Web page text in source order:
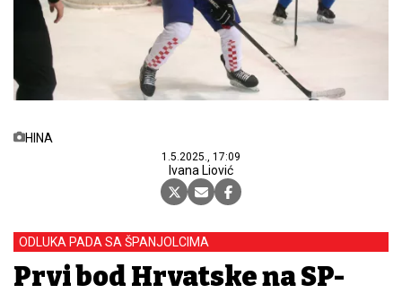
HINA
1.5.2025., 17:09
Ivana Liović
ODLUKA PADA SA ŠPANJOLCIMA
Prvi bod Hrvatske na SP-